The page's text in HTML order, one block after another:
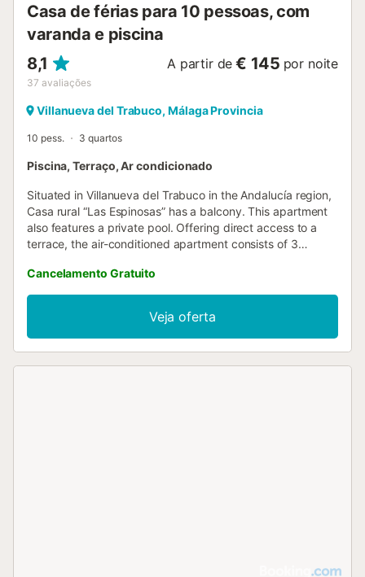
Casa de férias para 10 pessoas, com
varanda e piscina
8,1
37 avaliações
A partir de € 145 por noite
Villanueva del Trabuco, Málaga Provincia
10 pess. 3 quartos
Piscina, Terraço, Ar condicionado
Situated in Villanueva del Trabuco in the Andalucía region,
Casa rural “Las Espinosas” has a balcony. This apartment
also features a private pool. Offering direct access to a
terrace, the air-conditioned apartment consists of 3
Cancelamento Gratuito
Veja oferta